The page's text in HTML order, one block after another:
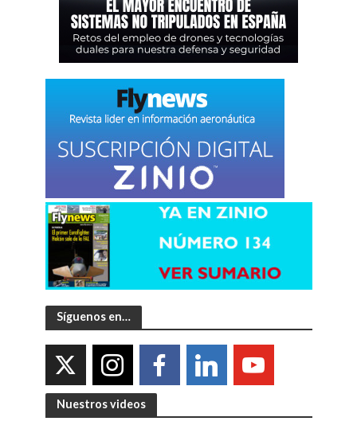
Síguenos en…
Nuestros videos